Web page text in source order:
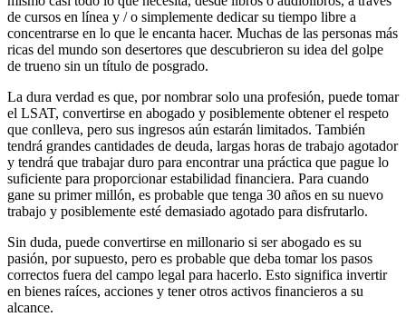
de cursos en línea y / o simplemente dedicar su tiempo libre a
concentrarse en lo que le encanta hacer. Muchas de las personas más
ricas del mundo son desertores que descubrieron su idea del golpe
de trueno sin un título de posgrado.
La dura verdad es que, por nombrar solo una profesión, puede tomar
el LSAT, convertirse en abogado y posiblemente obtener el respeto
que conlleva, pero sus ingresos aún estarán limitados. También
tendrá grandes cantidades de deuda, largas horas de trabajo agotador
y tendrá que trabajar duro para encontrar una práctica que pague lo
suficiente para proporcionar estabilidad financiera. Para cuando
gane su primer millón, es probable que tenga 30 años en su nuevo
trabajo y posiblemente esté demasiado agotado para disfrutarlo.
Sin duda, puede convertirse en millonario si ser abogado es su
pasión, por supuesto, pero es probable que deba tomar los pasos
correctos fuera del campo legal para hacerlo. Esto significa invertir
en bienes raíces, acciones y tener otros activos financieros a su
alcance.